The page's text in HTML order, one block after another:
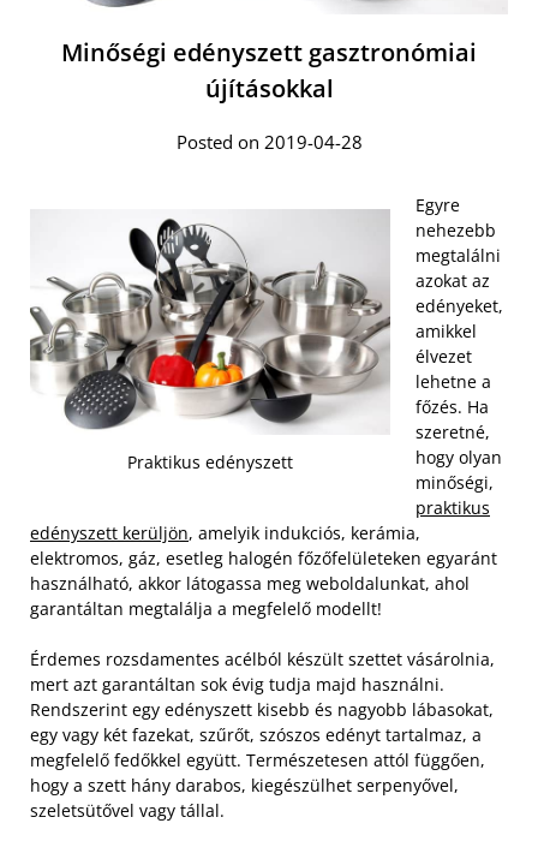
Minőségi edényszett gasztronómiai
újításokkal
Posted on 2019-04-28
Praktikus edényszett
Egyre
nehezebb
megtalálni
azokat az
edényeket,
amikkel
élvezet
lehetne a
főzés. Ha
szeretné,
hogy olyan
minőségi,
praktikus
edényszett kerüljön, amelyik indukciós, kerámia,
elektromos, gáz, esetleg halogén főzőfelületeken egyaránt
használható, akkor látogassa meg weboldalunkat, ahol
garantáltan megtalálja a megfelelő modellt!
Érdemes rozsdamentes acélból készült szettet vásárolnia,
mert azt garantáltan sok évig tudja majd használni.
Rendszerint egy edényszett kisebb és nagyobb lábasokat,
egy vagy két fazekat, szűrőt, szószos edényt tartalmaz, a
megfelelő fedőkkel együtt. Természetesen attól függően,
hogy a szett hány darabos, kiegészülhet serpenyővel,
szeletsütővel vagy tállal.